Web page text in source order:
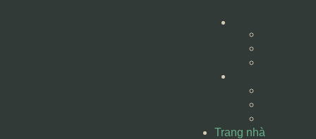
Trang nhà